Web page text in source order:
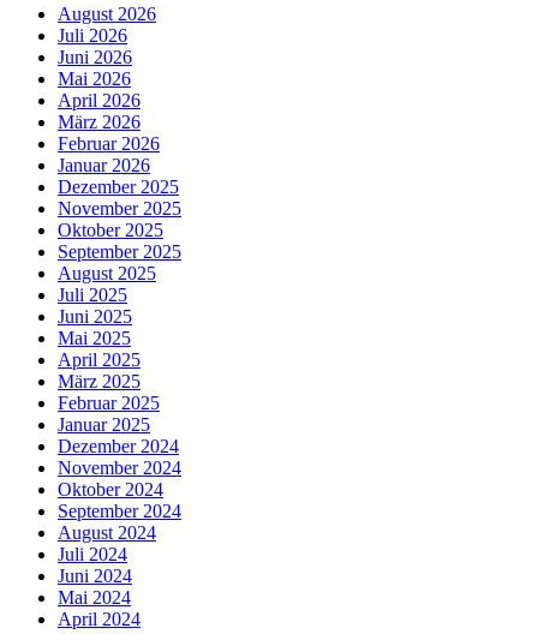
August 2026
Juli 2026
Juni 2026
Mai 2026
April 2026
März 2026
Februar 2026
Januar 2026
Dezember 2025
November 2025
Oktober 2025
September 2025
August 2025
Juli 2025
Juni 2025
Mai 2025
April 2025
März 2025
Februar 2025
Januar 2025
Dezember 2024
November 2024
Oktober 2024
September 2024
August 2024
Juli 2024
Juni 2024
Mai 2024
April 2024